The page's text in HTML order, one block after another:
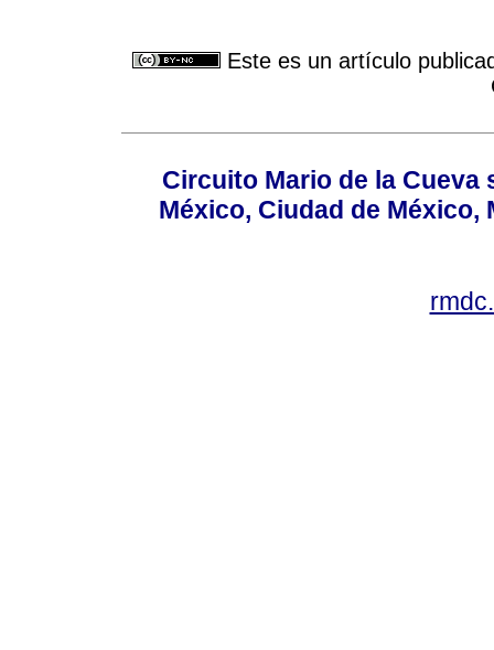
Este es un artículo
Circuito Mario de la Cueva
México, Ciudad de México,